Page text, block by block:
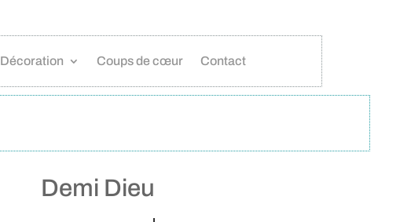
Décoration Coups de cœur Contact
Demi Dieu